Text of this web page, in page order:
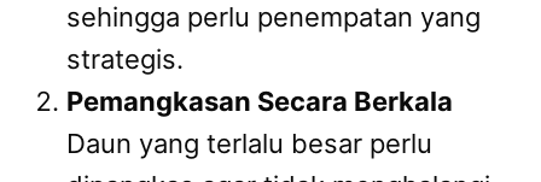
sehingga perlu penempatan yang
strategis.
Pemangkasan Secara Berkala
Daun yang terlalu besar perlu